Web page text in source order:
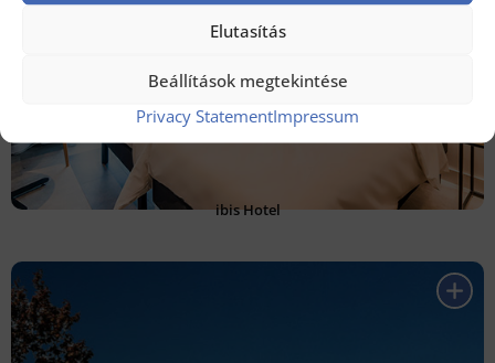
Elutasítás
Beállítások megtekintése
Privacy StatementImpressum
ibis Hotel